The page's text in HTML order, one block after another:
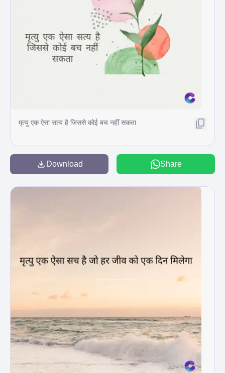
मृत्यु एक ऐसा सत्य है जिससे कोई बच नहीं सकता
Download Share